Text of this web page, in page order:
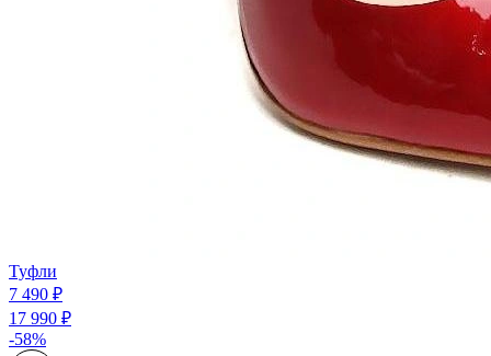
Туфли
7 490 ₽
17 990 ₽
-58%